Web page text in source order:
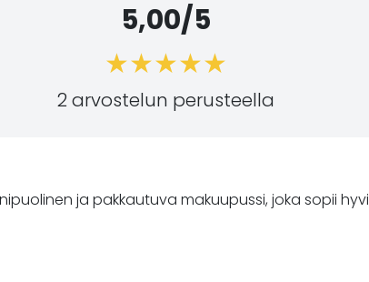
5,00/5
2 arvostelun perusteella
ja pakkautuva makuupussi, joka sopii